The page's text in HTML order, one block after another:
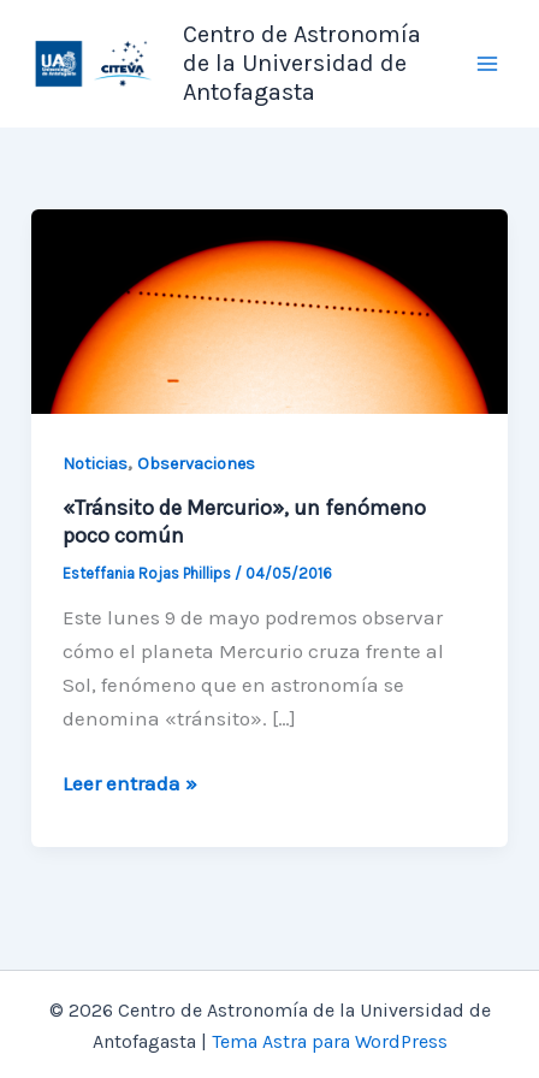
contenido
Centro de Astronomía
de la Universidad de
Antofagasta
Noticias, Observaciones
«Tránsito de Mercurio», un fenómeno
poco común
Esteffania Rojas Phillips / 04/05/2016
Este lunes 9 de mayo podremos observar
cómo el planeta Mercurio cruza frente al
Sol, fenómeno que en astronomía se
denomina «tránsito». […]
«Tránsito
Leer entrada »
© 2026 Centro de Astronomía de la Universidad de
Antofagasta | Tema Astra para WordPress